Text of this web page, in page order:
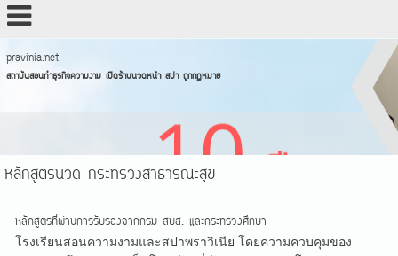
pravinia.net
สถาบันสอนทำธุรกิจความงาม เปิดร้านนวดหน้า สปา ถูกกฏหมาย
หลักสูตรนวด กระทรวงสาธารณะสุข
หลักสูตรที่ผ่านการรับรองจากกรม สบส. และกระทรวงศึกษา
โรงเรียนสอนความงามและสปาพราวิเนีย โดยความควบคุมของ